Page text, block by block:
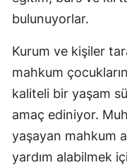
bulunuyorlar.
Kurum ve kişiler
mahkum
kaliteli bir yaşam
amaç ediniyor.
yaşayan mahkum
yardım alabilmek